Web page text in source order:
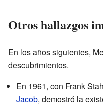
Otros hallazgos
En los años siguientes,
descubrimientos.
En 1961, con Frank
Jacob, demostró la